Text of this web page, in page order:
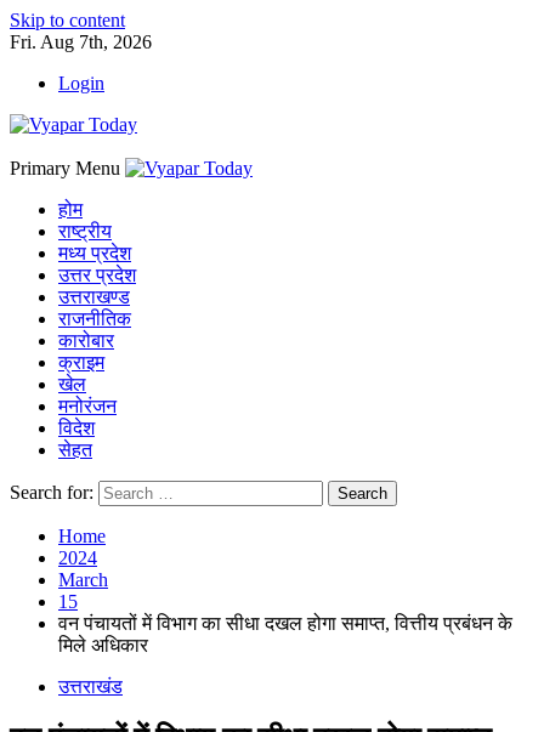
Skip to content
Fri. Aug 7th, 2026
Login
Primary Menu
होम
राष्ट्रीय
मध्य प्रदेश
उत्तर प्रदेश
उत्तराखण्ड
राजनीतिक
कारोबार
क्राइम
खेल
मनोरंजन
विदेश
सेहत
Search for:
Home
2024
March
15
वन पंचायतों में विभाग का सीधा दखल होगा समाप्त, वित्तीय प्रबंधन के
मिले अधिकार
उत्तराखंड